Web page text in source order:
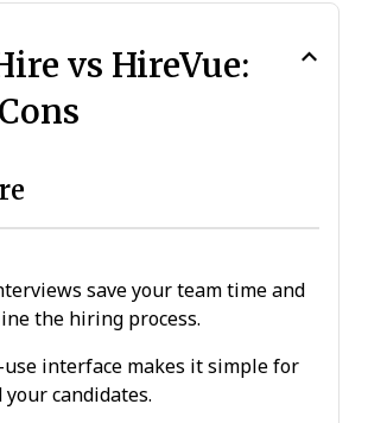
vs HireVue:
save your team time and
the hiring process.
use interface makes it simple for
your candidates.